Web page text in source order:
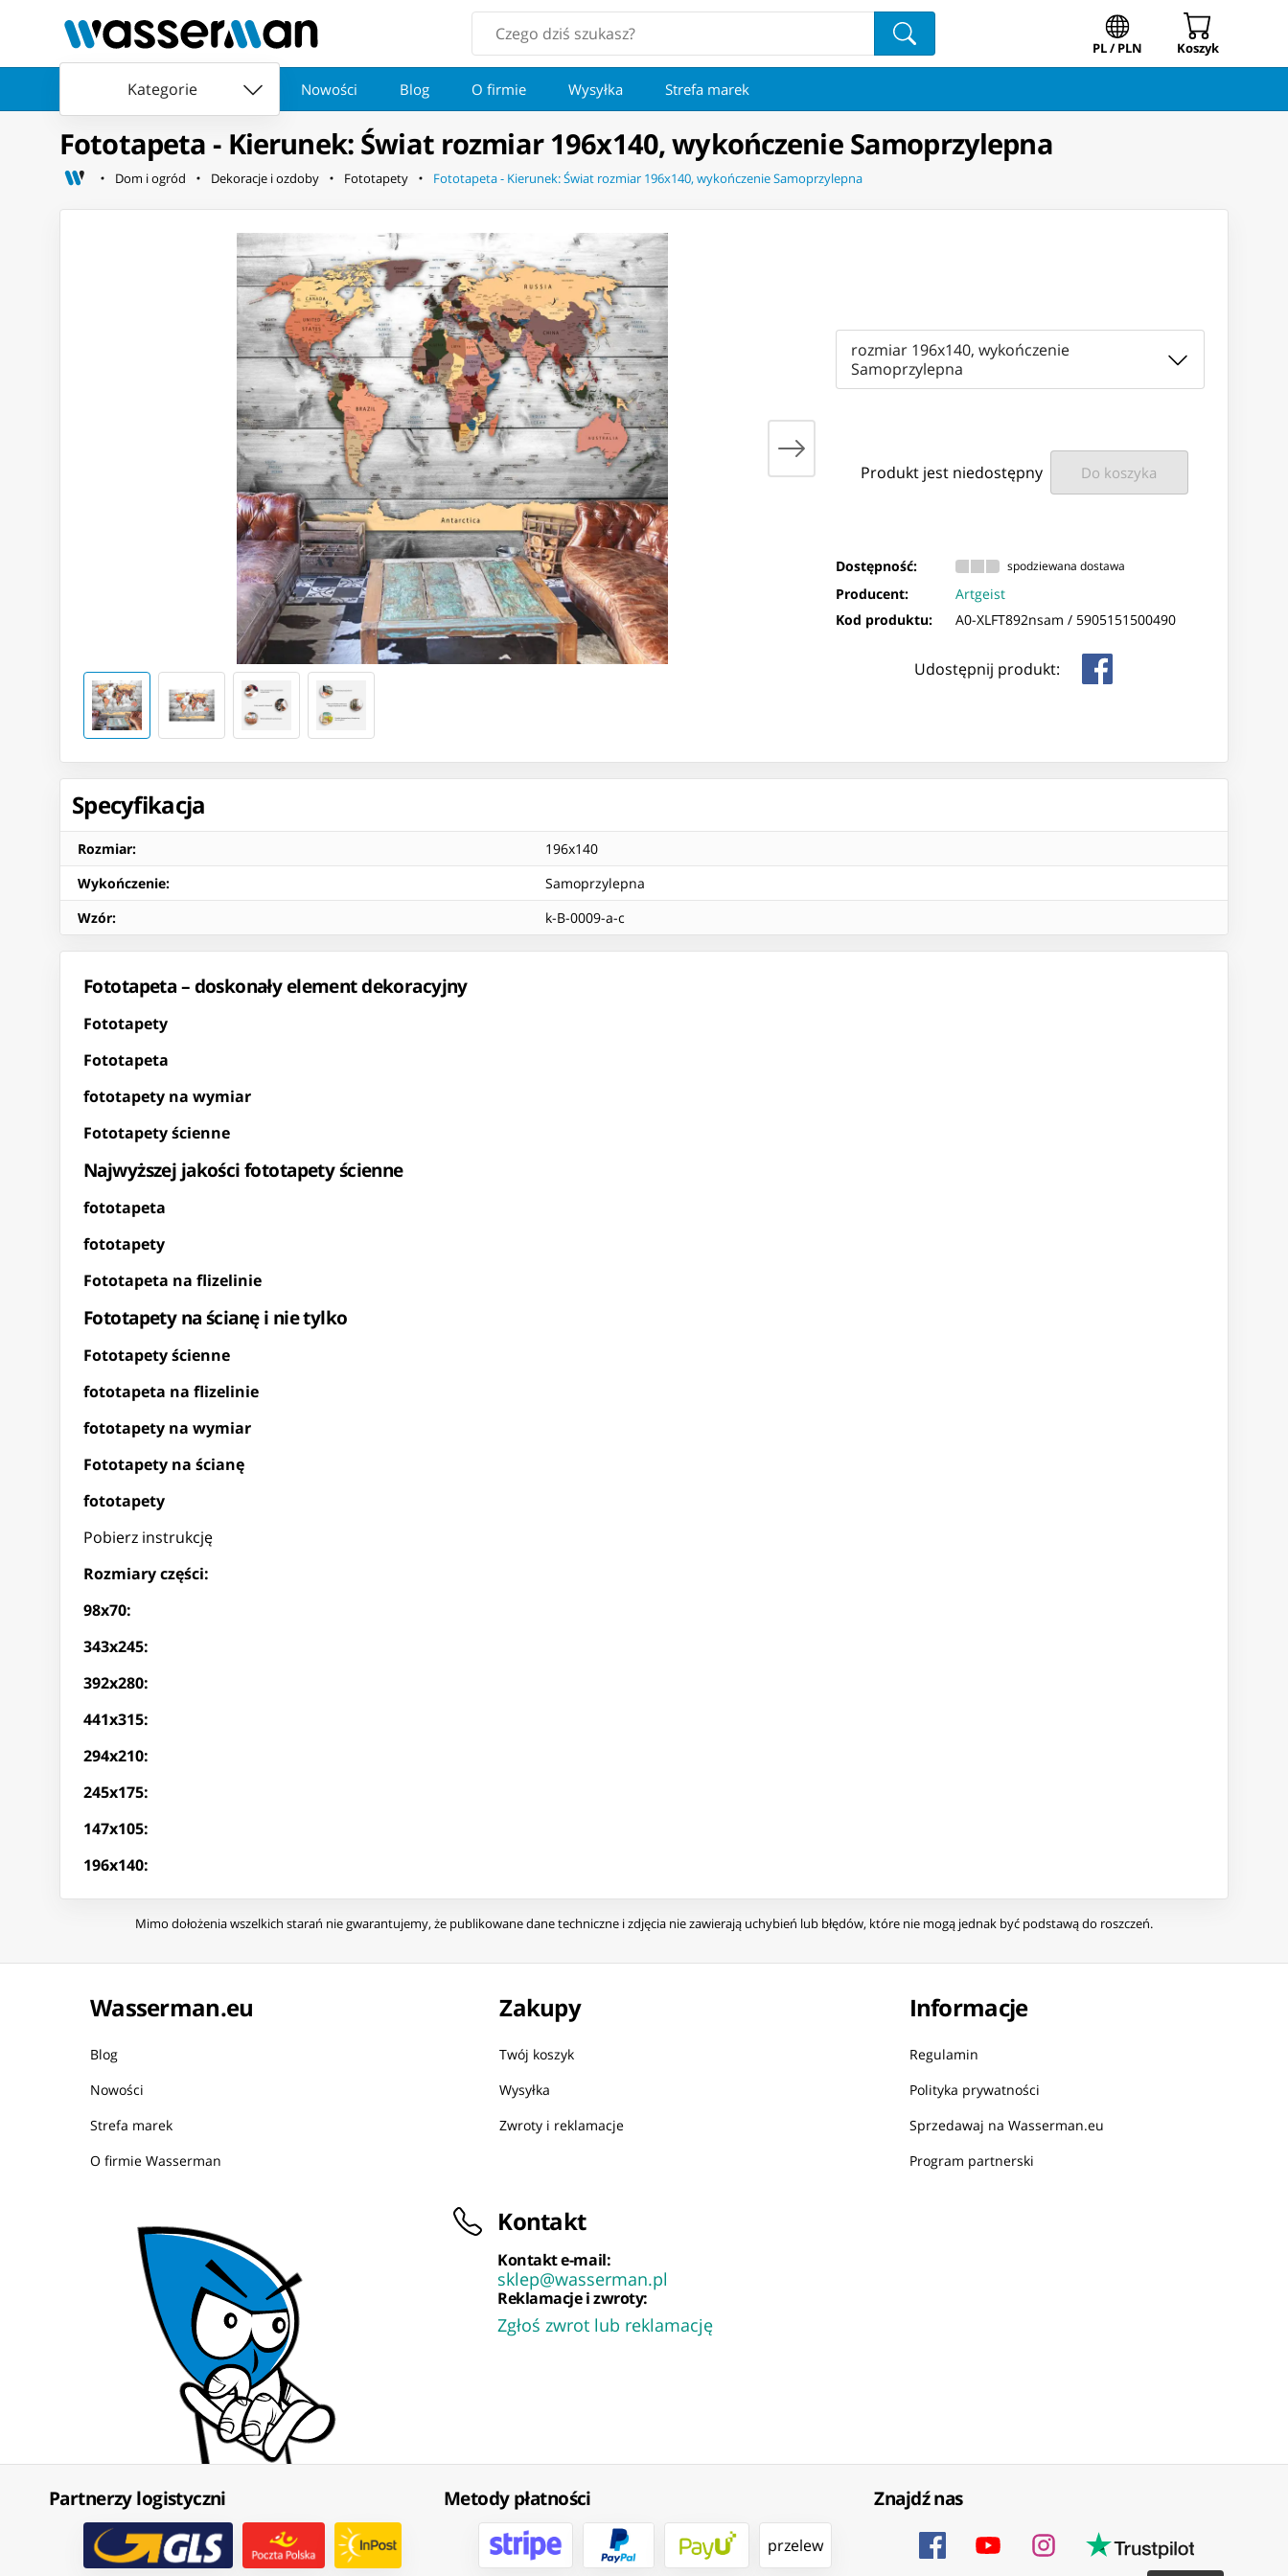
PL / PLN Koszyk
Kategorie Nowości Blog O firmie Wysyłka Strefa marek
Fototapeta - Kierunek: Świat rozmiar 196x140, wykończenie Samoprzylepna
Dom i ogród Dekoracje i ozdoby Fototapety Fototapeta - Kierunek: Świat rozmiar 196x140, wykończenie Samoprzylepna
rozmiar 196x140, wykończenie
Samoprzylepna
Produkt jest niedostępny Do koszyka
Dostępność: spodziewana dostawa
Producent:
Artgeist
Kod produktu:
A0-XLFT892nsam / 5905151500490
Udostępnij produkt:
Specyfikacja
Rozmiar:
196x140
Wykończenie:
Samoprzylepna
Wzór: k-B-0009-a-c
Fototapeta – doskonały element dekoracyjny
Fototapety
Fototapeta
fototapety na wymiar
Fototapety ścienne
Najwyższej jakości fototapety ścienne
fototapeta
fototapety
Fototapeta na flizelinie
Fototapety na ścianę i nie tylko
Fototapety ścienne
fototapeta na flizelinie
fototapety na wymiar
Fototapety na ścianę
fototapety
Pobierz instrukcję
Rozmiary części:
98x70:
343x245:
392x280:
441x315:
294x210:
245x175:
147x105:
196x140:
Mimo dołożenia wszelkich starań nie gwarantujemy, że publikowane dane techniczne i zdjęcia nie zawierają uchybień lub błędów, które nie mogą jednak być podstawą do roszczeń.
Wasserman.eu
Blog
Nowości
Strefa marek
O firmie Wasserman
Zakupy
Twój koszyk
Wysyłka
Zwroty i reklamacje
Informacje
Regulamin
Polityka prywatności
Sprzedawaj na Wasserman.eu
Program partnerski
Kontakt
Kontakt e-mail:
sklep@wasserman.pl
Reklamacje i zwroty:
Zgłoś zwrot lub reklamację
Partnerzy logistyczni Metody płatności
przelew
Znajdź nas